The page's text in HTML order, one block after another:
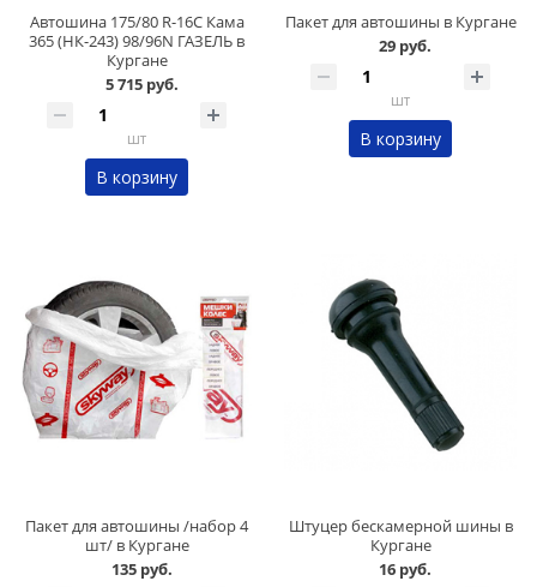
Автошина 175/80 R-16C Кама
365 (НК-243) 98/96N ГАЗЕЛЬ в
Кургане
5 715 руб.
шт
В корзину
Пакет для автошины в Кургане
29 руб.
шт
В корзину
Пакет для автошины /набор 4
шт/ в Кургане
135 руб.
Штуцер бескамерной шины в
Кургане
16 руб.